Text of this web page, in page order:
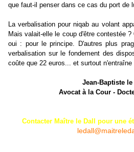
que faut-il penser dans ce cas du port de
La verbalisation pour niqab au volant
Mais valait-elle le coup d'être contestée
oui : pour le principe. D'autres plus
verbalisation sur le fondement des
coûte que 22 euros... et surtout
Jean-Baptiste le
Avocat à la Cour -
Contacter Maître le Dall pour une